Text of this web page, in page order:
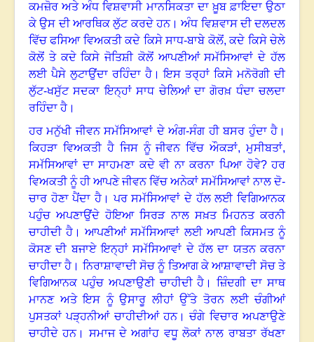
ਕਮਜ਼ੋਰ ਅਤੇ ਅੰਧ ਵਿਸ਼ਵਾਸੀ ਮਾਨਸਿਕਤਾ ਦਾ ਖ਼ੂਬ ਫ਼ਾਇਦਾ ਉਠਾ
ਕੇ ਉਸ ਦੀ ਆਰਥਿਕ ਲੁੱਟ ਕਰਦੇ ਹਨ।ਅੰਧ ਵਿਸ਼ਵਾਸ ਦੀ ਦਲਦਲ
ਵਿੱਚ ਫਸਿਆ ਵਿਅਕਤੀ ਕਦੇ ਕਿਸੇ ਸਾਧ-ਬਾਬੇ ਕੋਲੋਂ,ਕਦੇ ਕਿਸੇ ਚੇਲੇ
ਕੋਲੋਂ ਤੇ ਕਦੇ ਕਿਸੇ ਜੋਤਿਸ਼ੀ ਕੋਲੋਂ ਆਪਣੀਆਂ ਸਮੱਸਿਆਵਾਂ ਦੇ ਹੱਲ
ਲਈ ਪੈਸੇ ਲੁਟਾਉਂਦਾ ਰਹਿੰਦਾ ਹੈ।ਇਸ ਤਰ੍ਹਾਂ ਕਿਸੇ ਮਨੋਰੋਗੀ ਦੀ
ਲੁੱਟ-ਖਸੁੱਟ ਸਦਕਾ ਇਨ੍ਹਾਂ ਸਾਧ ਚੇਲਿਆਂ ਦਾ ਗੋਰਖ਼ ਧੰਦਾ ਚਲਦਾ
ਰਹਿੰਦਾ ਹੈ ।
ਹਰ ਮਨੁੱਖੀ ਜੀਵਨ ਸਮੱਸਿਆਵਾਂ ਦੇ ਅੰਗ-ਸੰਗ ਹੀ ਬਸਰ ਹੁੰਦਾ ਹੈ ।
ਕਿਹੜਾ ਵਿਅਕਤੀ ਹੈ ਜਿਸ ਨੂੰ ਜੀਵਨ ਵਿੱਚ ਔਕੜਾਂ, ਮੁਸੀਬਤਾਂ,
ਸਮੱਸਿਆਵਾਂ ਦਾ ਸਾਹਮਣਾ ਕਦੇ ਵੀ ਨਾ ਕਰਨਾ ਪਿਆ ਹੋਵੇ?ਹਰ
ਵਿਅਕਤੀ ਨੂੰ ਹੀ ਆਪਣੇ ਜੀਵਨ ਵਿੱਚ ਅਨੇਕਾਂ ਸਮੱਸਿਆਵਾਂ ਨਾਲ ਦੋ-
ਚਾਰ ਹੋਣਾ ਪੈਂਦਾ ਹੈ ।ਪਰ ਸਮੱਸਿਆਵਾਂ ਦੇ ਹੱਲ ਲਈ ਵਿਗਿਆਨਕ
ਪਹੁੰਚ ਅਪਣਾਉਂਦੇ ਹੋਇਆ ਸਿਰੜ ਨਾਲ ਸਖ਼ਤ ਮਿਹਨਤ ਕਰਨੀ
ਚਾਹੀਦੀ ਹੈ ।ਆਪਣੀਆਂ ਸਮੱਸਿਆਵਾਂ ਲਈ ਆਪਣੀ ਕਿਸਮਤ ਨੂੰ
ਕੋਸਣ ਦੀ ਬਜਾਏ ਇਨ੍ਹਾਂ ਸਮੱਸਿਆਵਾਂ ਦੇ ਹੱਲ ਦਾ ਯਤਨ ਕਰਨਾ
ਚਾਹੀਦਾ ਹੈ । ਨਿਰਾਸ਼ਾਵਾਦੀ ਸੋਚ ਨੂੰ ਤਿਆਗ ਕੇ ਆਸ਼ਾਵਾਦੀ ਸੋਚ ਤੇ
ਵਿਗਿਆਨਕ ਪਹੁੰਚ ਅਪਣਾਉਣੀ ਚਾਹੀਦੀ ਹੈ ।ਜ਼ਿੰਦਗੀ ਦਾ ਸਾਥ
ਮਾਨਣ ਅਤੇ ਇਸ ਨੂੰ ਉਸਾਰੂ ਲੀਹਾਂ ਉੱਤੇ ਤੋਰਨ ਲਈ ਚੰਗੀਆਂ
ਪੁਸਤਕਾਂ ਪੜ੍ਹਨੀਆਂ ਚਾਹੀਦੀਆਂ ਹਨ।ਚੰਗੇ ਵਿਚਾਰ ਅਪਣਾਉਣੇ
ਚਾਹੀਦੇ ਹਨ। ਸਮਾਜ ਦੇ ਅਗਾਂਹ ਵਧੂ ਲੋਕਾਂ ਨਾਲ ਰਾਬਤਾ ਰੱਖਣਾ